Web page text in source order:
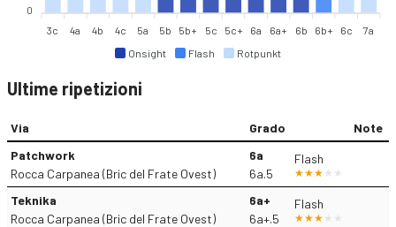
Onsight Flash Rotpunkt
0
3c 4a 4b 4c 5a 5b 5b+ 5c 5c+ 6a 6a+ 6b 6b+ 6c 7a
Ultime ripetizioni
Via Grado
Note
Patchwork
Rocca Carpanea (Bric del Frate Ovest)
6a
6a.5
Flash
Teknika
Rocca Carpanea (Bric del Frate Ovest)
6a+
6a+.5
Flash